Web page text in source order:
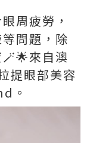
周疲勞，
問題，除
來自澳
提眼部美容
。